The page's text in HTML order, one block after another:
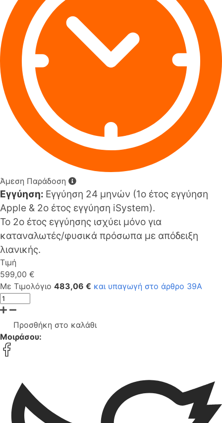
Άμεση Παράδοση
Εγγύηση: Εγγύηση 24 μηνών (1o έτος εγγύηση
Apple & 2ο έτος εγγύηση iSystem).
Το 2ο έτος εγγύησης ισχύει μόνο για
καταναλωτές/φυσικά πρόσωπα με απόδειξη
λιανικής.
Τιμή
599,00 €
Με Τιμολόγιο 483,06 € και υπαγωγή στο άρθρο 39Α
Προσθήκη στο καλάθι
Μοιράσου: